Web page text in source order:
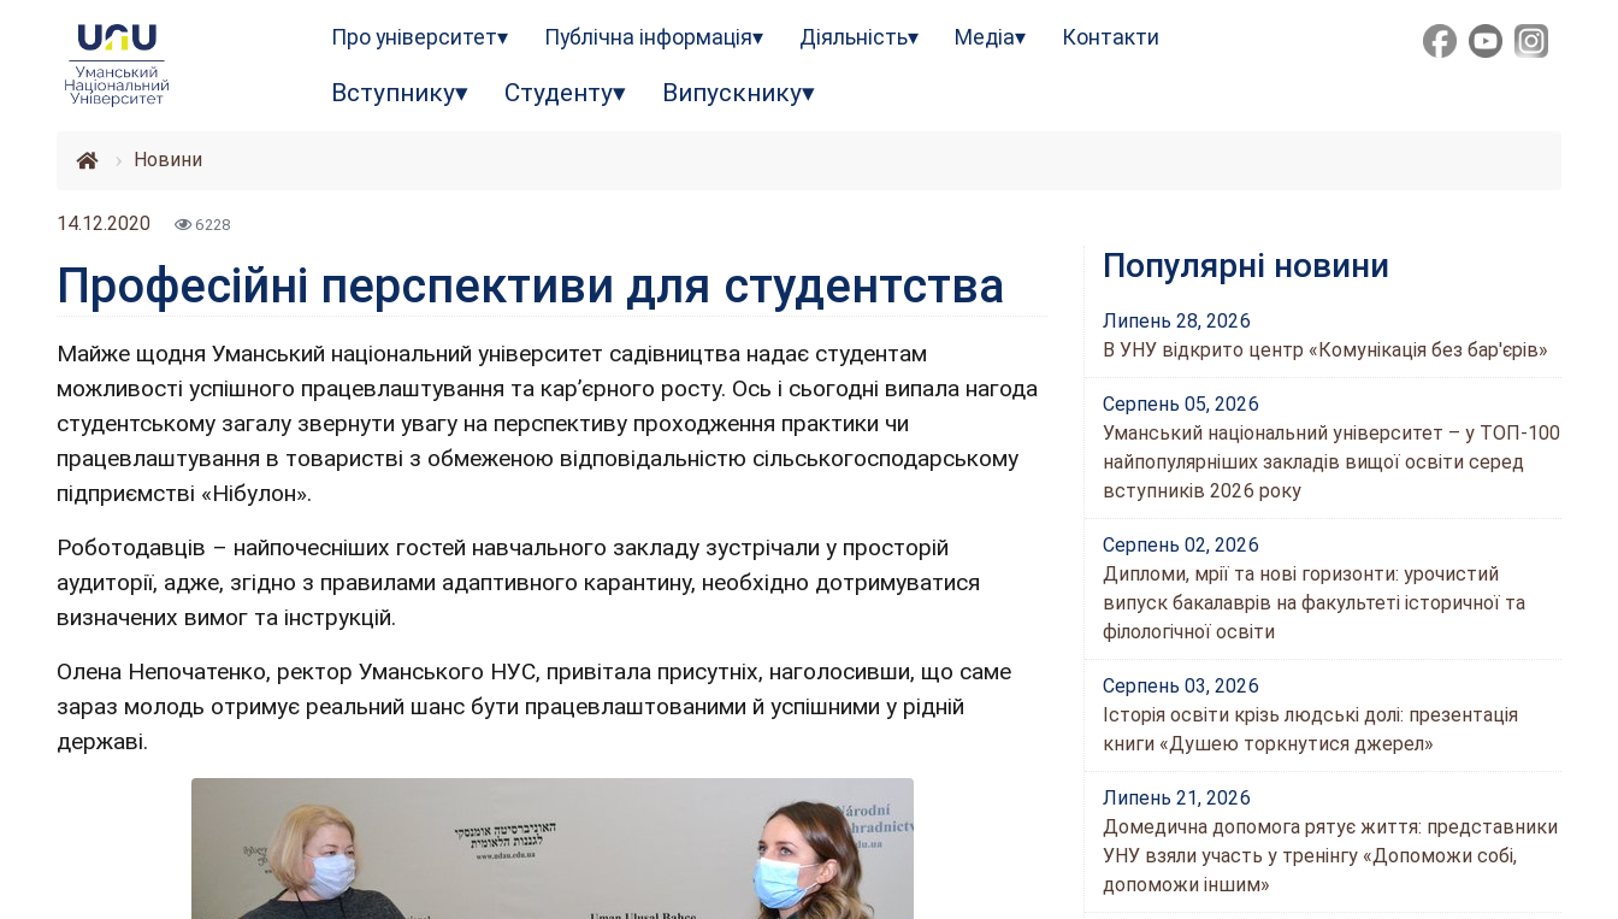
Про університет Публічна інформація Діяльність Медіа Контакти
Вступнику Студенту Випускнику
Новини
14.12.2020 6228
Професійні перспективи для студентства
Майже щодня Уманський національний університет садівництва надає студентам
можливості успішного працевлаштування та кар’єрного росту. Ось і сьогодні випала нагода
студентському загалу звернути увагу на перспективу проходження практики чи
працевлаштування в товаристві з обмеженою відповідальністю сільськогосподарському
підприємстві «Нібулон».
Роботодавців – найпочесніших гостей навчального закладу зустрічали у просторій
аудиторії, адже, згідно з правилами адаптивного карантину, необхідно дотримуватися
визначених вимог та інструкцій.
Олена Непочатенко, ректор Уманського НУС, привітала присутніх, наголосивши, що саме
зараз молодь отримує реальний шанс бути працевлаштованими й успішними у рідній
державі.
Популярні новини
Липень 28, 2026
В УНУ відкрито центр «Комунікація без бар'єрів»
Серпень 05, 2026
Уманський національний університет – у ТОП-100
найпопулярніших закладів вищої освіти серед
вступників 2026 року
Серпень 02, 2026
Дипломи, мрії та нові горизонти: урочистий
випуск бакалаврів на факультеті історичної та
філологічної освіти
Серпень 03, 2026
Історія освіти крізь людські долі: презентація
книги «Душею торкнутися джерел»
Липень 21, 2026
Домедична допомога рятує життя: представники
УНУ взяли участь у тренінгу «Допоможи собі,
допоможи іншим»